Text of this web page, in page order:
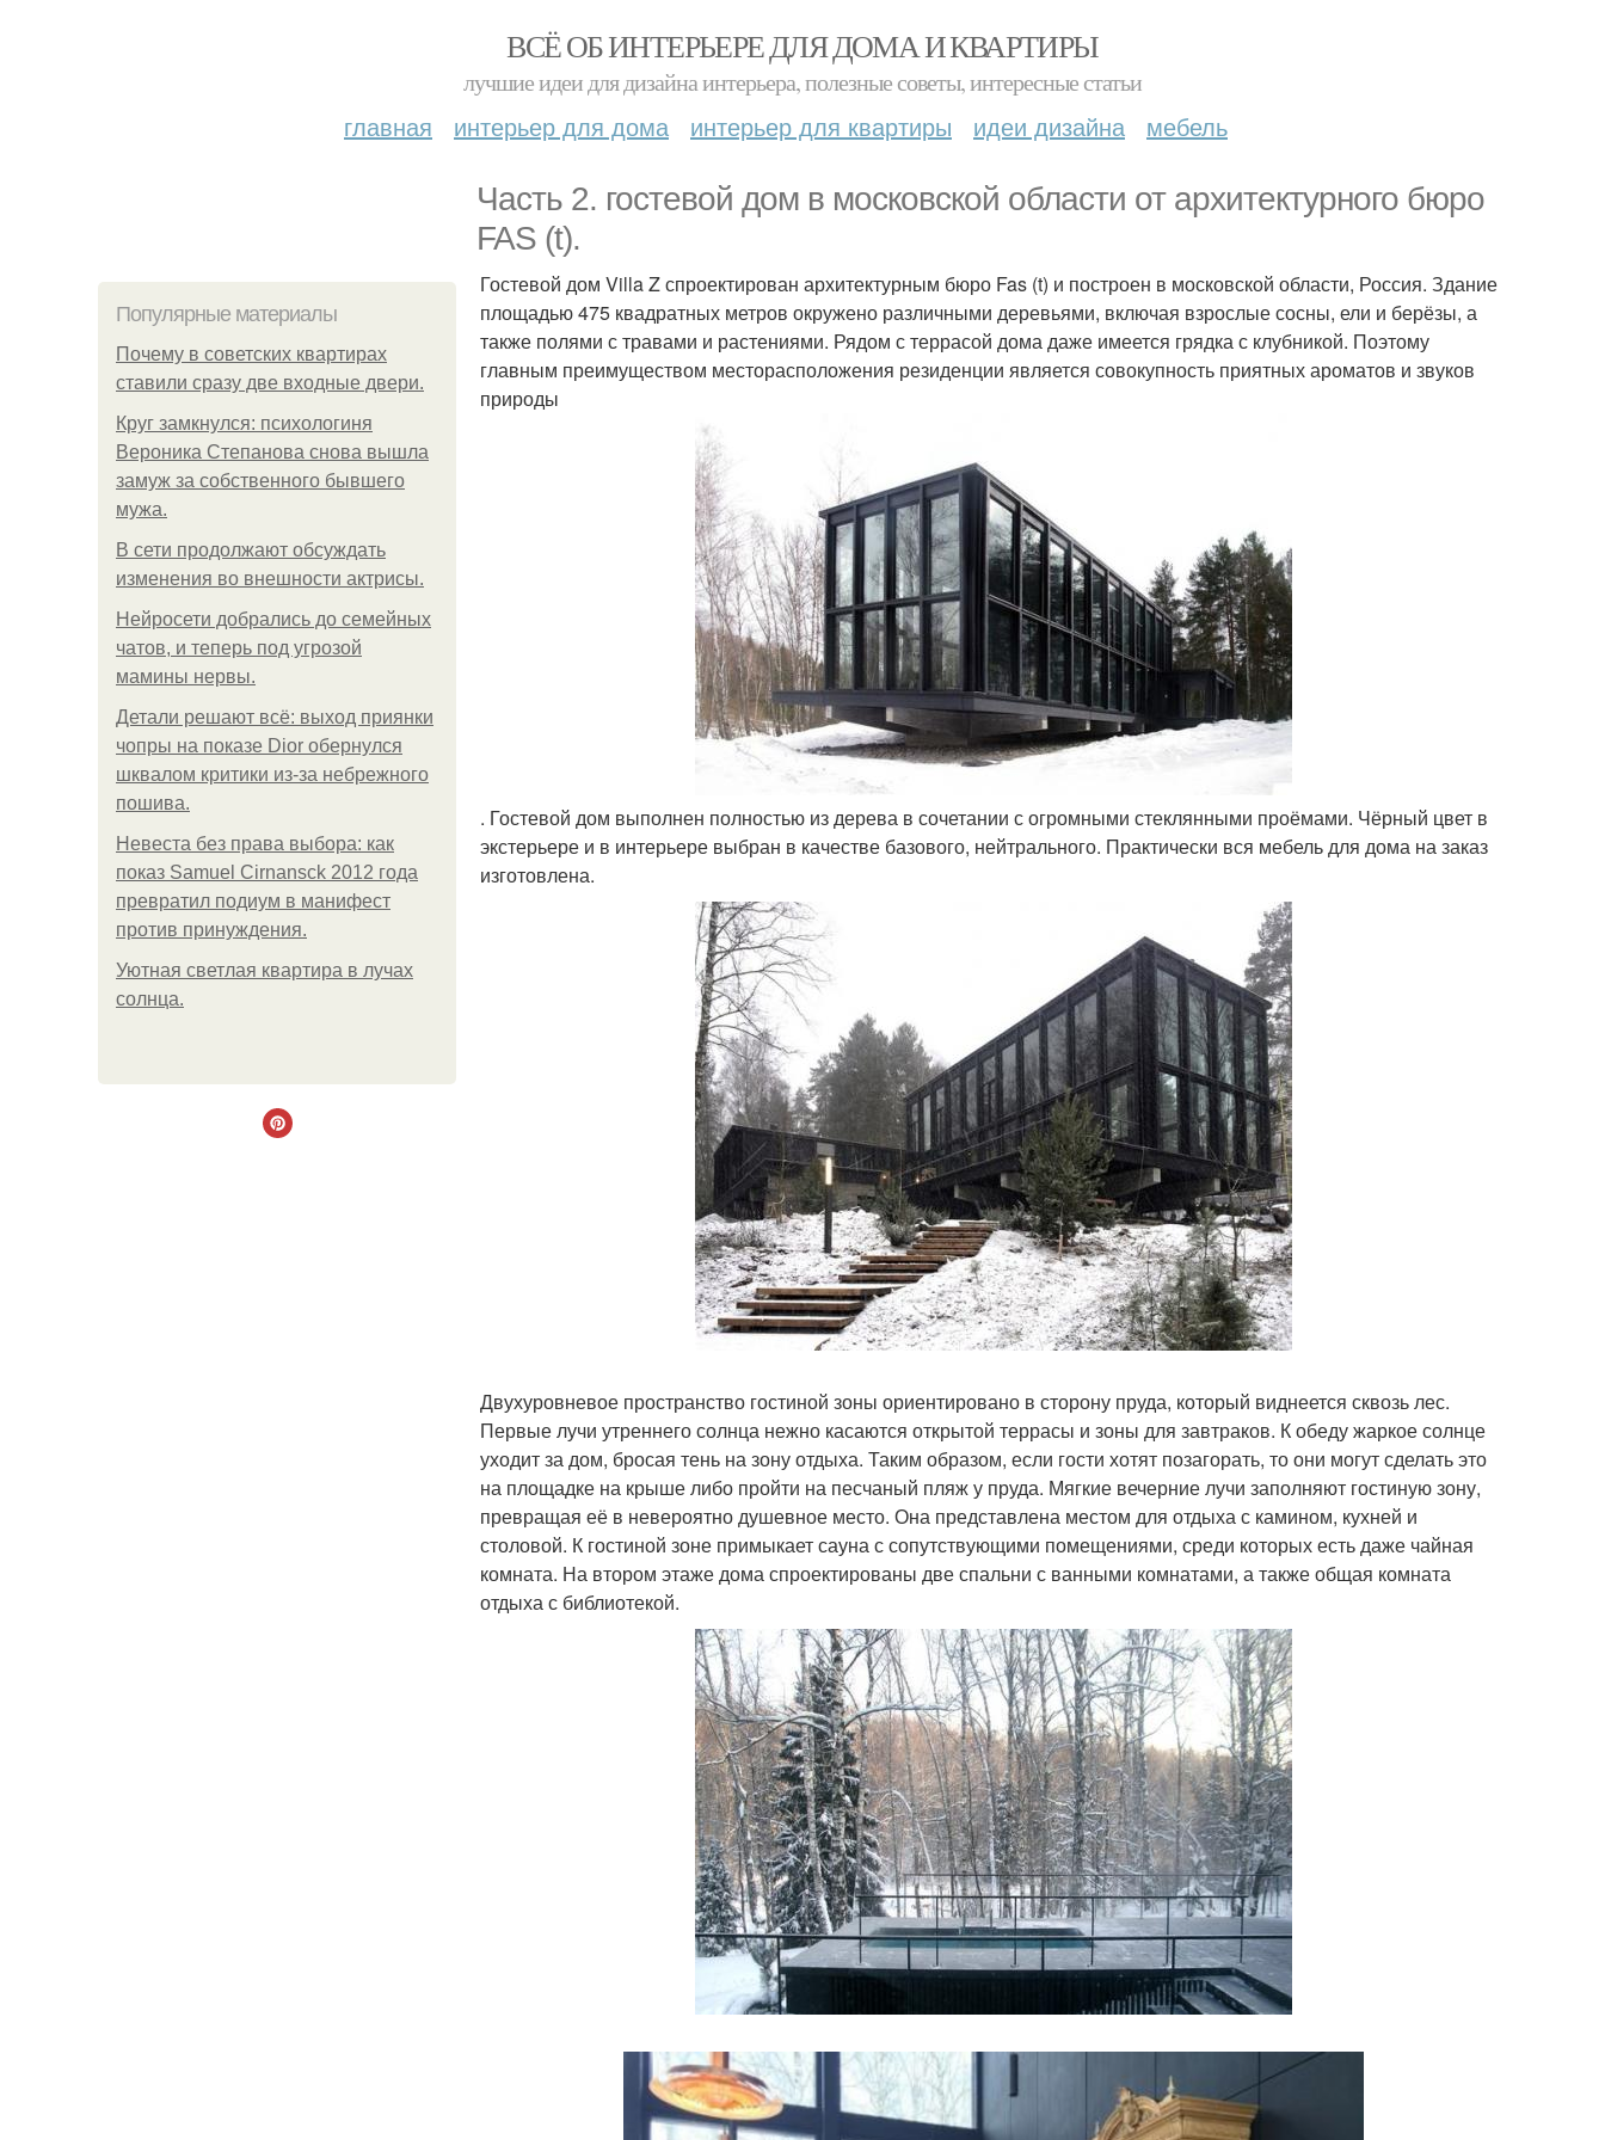
ВСЁ ОБ ИНТЕРЬЕРЕ ДЛЯ ДОМА И КВАРТИРЫ
лучшие идеи для дизайна интерьера, полезные советы, интересные статьи
главная интерьер для дома интерьер для квартиры идеи дизайна мебель
Часть 2. гостевой дом в московской области от архитектурного бюро
FAS (t).
Популярные материалы
Почему в советских квартирах
ставили сразу две входные двери.
Круг замкнулся: психологиня
Вероника Степанова снова вышла
замуж за собственного бывшего
мужа.
В сети продолжают обсуждать
изменения во внешности актрисы.
Нейросети добрались до семейных
чатов, и теперь под угрозой
мамины нервы.
Детали решают всё: выход приянки
чопры на показе Dior обернулся
шквалом критики из-за небрежного
пошива.
Невеста без права выбора: как
показ Samuel Cirnansck 2012 года
превратил подиум в манифест
против принуждения.
Уютная светлая квартира в лучах
солнца.
Гостевой дом Villa Z спроектирован архитектурным бюро Fas (t) и построен в московской области, Россия. Здание
площадью 475 квадратных метров окружено различными деревьями, включая взрослые сосны, ели и берёзы, а
также полями с травами и растениями. Рядом с террасой дома даже имеется грядка с клубникой. Поэтому
главным преимуществом месторасположения резиденции является совокупность приятных ароматов и звуков
природы
. Гостевой дом выполнен полностью из дерева в сочетании с огромными стеклянными проёмами. Чёрный цвет в
экстерьере и в интерьере выбран в качестве базового, нейтрального. Практически вся мебель для дома на заказ
изготовлена.
Двухуровневое пространство гостиной зоны ориентировано в сторону пруда, который виднеется сквозь лес.
Первые лучи утреннего солнца нежно касаются открытой террасы и зоны для завтраков. К обеду жаркое солнце
уходит за дом, бросая тень на зону отдыха. Таким образом, если гости хотят позагорать, то они могут сделать это
на площадке на крыше либо пройти на песчаный пляж у пруда. Мягкие вечерние лучи заполняют гостиную зону,
превращая её в невероятно душевное место. Она представлена местом для отдыха с камином, кухней и
столовой. К гостиной зоне примыкает сауна с сопутствующими помещениями, среди которых есть даже чайная
комната. На втором этаже дома спроектированы две спальни с ванными комнатами, а также общая комната
отдыха с библиотекой.